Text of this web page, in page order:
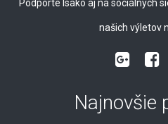
Podporte Isako aj na sociálnych
našich výletov
Najnovšie